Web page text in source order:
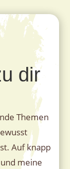
dir
Themen
Auf knapp
meine